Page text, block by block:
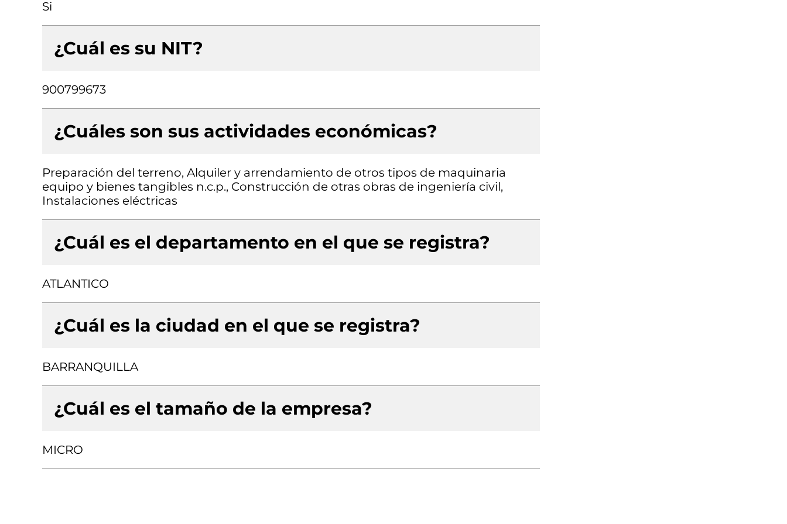
Si
¿Cuál es su NIT?
900799673
¿Cuáles son sus actividades económicas?
Preparación del terreno, Alquiler y arrendamiento de otros tipos de maquinaria
equipo y bienes tangibles n.c.p., Construcción de otras obras de ingeniería civil,
Instalaciones eléctricas
¿Cuál es el departamento en el que se registra?
ATLANTICO
¿Cuál es la ciudad en el que se registra?
BARRANQUILLA
¿Cuál es el tamaño de la empresa?
MICRO